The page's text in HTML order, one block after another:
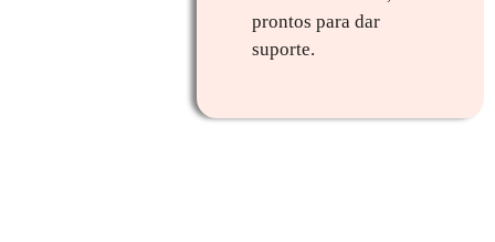
prontos para dar
suporte.